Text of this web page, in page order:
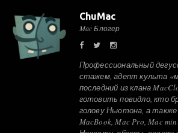
ChuMac
Mac Блогер
Профессиональный
стажем, адепт культа
последний из клана
готовить повидло, кто
голову Ньютона, а также
MacBook, Mac Pro, Mac